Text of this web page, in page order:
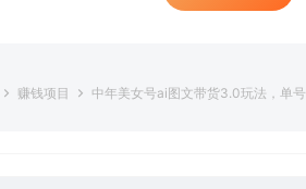
赚钱项目 中年美女号ai图文带货3.0玩法，单